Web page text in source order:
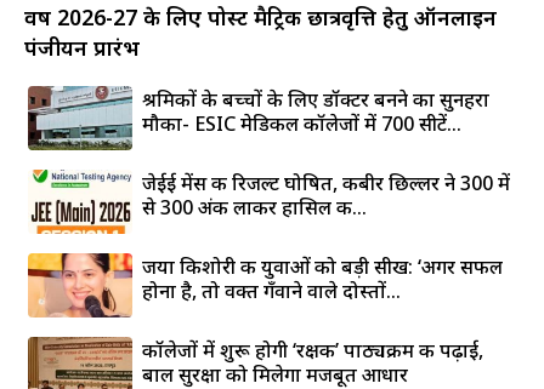
वर्ष 2026-27 के लिए पोस्ट मैट्रिक छात्रवृत्ति हेतु ऑनलाइन
पंजीयन प्रारंभ
श्रमिकों के बच्चों के लिए डॉक्टर बनने का सुनहरा
मौका- ESIC मेडिकल कॉलेजों में 700 सीटें...
जेईई मेंस की रिजल्ट घोषित, कबीर छिल्लर ने 300 में
से 300 अंक लाकर हासिल की...
जया किशोरी की युवाओं को बड़ी सीख: ‘अगर सफल
होना है, तो वक्त गँवाने वाले दोस्तों...
कॉलेजों में शुरू होगी ‘रक्षक’ पाठ्यक्रम की पढ़ाई,
बाल सुरक्षा को मिलेगा मजबूत आधार